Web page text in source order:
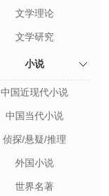
文学理论
文学研究
小说
中国近现代小说
中国当代小说
侦探/悬疑/推理
外国小说
世界名著